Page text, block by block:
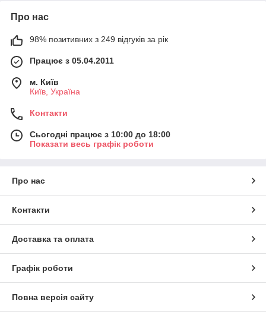
Про нас
98% позитивних з 249 відгуків за рік
Працює з 05.04.2011
м. Київ
Київ, Україна
Контакти
Сьогодні працює з 10:00 до 18:00
Показати весь графік роботи
Про нас
Контакти
Доставка та оплата
Графік роботи
Повна версія сайту